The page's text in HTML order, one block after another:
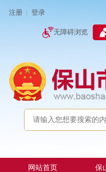
注册 登录
无障碍浏览
网站首页 保